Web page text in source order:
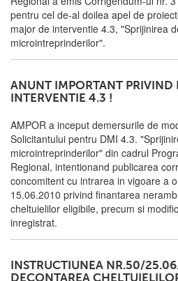
pentru cel de-al doilea apel de
major de interventie 4.3, "Sprijinirea
microintreprinderilor".
ANUNT IMPORTANT PRIVIND
INTERVENTIE 4.3 !
AMPOR a inceput demersurile de
Solicitantului pentru DMI 4.3.
microintreprinderilor" din cadrul
Regional, intentionand publicarea
concomitent cu intrarea in vigoare a
15.06.2010 privind finantarea
cheltuielilor eligibile, precum si
inregistrat.
INSTRUCTIUNEA NR.50/
DECONTAREA